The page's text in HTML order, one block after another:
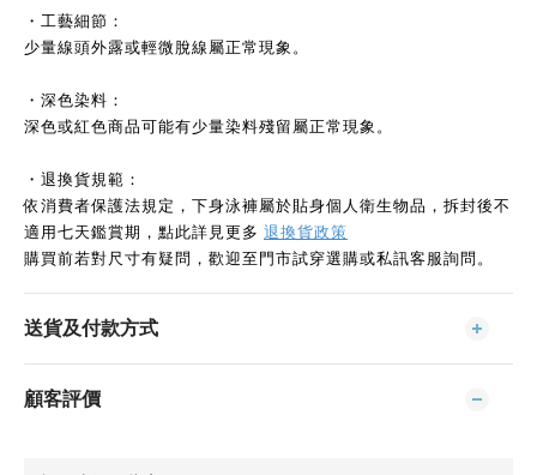
・工藝細節：
少量線頭外露或輕微脫線屬正常現象。
・深色染料：
深色或紅色商品可能有少量染料殘留屬正常現象。
・退換貨規範：
依消費者保護法規定，下身泳褲屬於貼身個人衛生物品，拆封後不
適用七天鑑賞期，點此詳見更多 退換貨政策
購買前若對尺寸有疑問，歡迎至門市試穿選購或私訊客服詢問。
送貨及付款方式
顧客評價